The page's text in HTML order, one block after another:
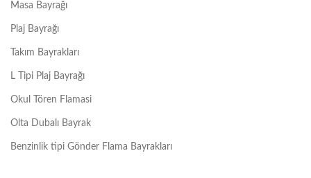
Masa Bayrağı
Plaj Bayrağı
Takım Bayrakları
L Tipi Plaj Bayrağı
Okul Tören Flamasi
Olta Dubalı Bayrak
Benzinlik tipi Gönder Flama Bayrakları